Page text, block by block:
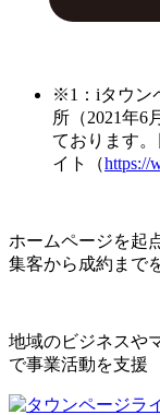
※1：iタウン
所（2021年6
ております
イト（https://
ホームページを起
集客から成約まで
地域のビジネスや
で事業活動を支援